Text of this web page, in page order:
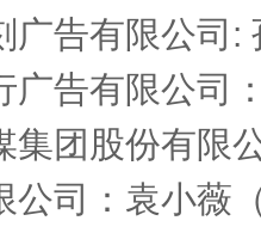
广告有限公司:
广告有限公司
集团股份有限
公司：袁小薇